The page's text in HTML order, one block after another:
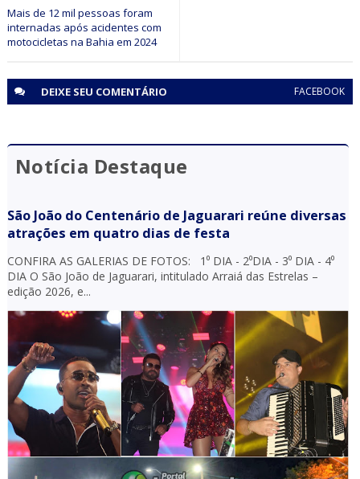
(BA) visando a proteção de aves ameaçadas de extinção
Mais de 12 mil pessoas foram
internadas após acidentes com
motocicletas na Bahia em 2024
DEIXE SEU COMENTÁRIO FACEBOOK
Notícia Destaque
São João do Centenário de Jaguarari reúne diversas
atrações em quatro dias de festa
CONFIRA AS GALERIAS DE FOTOS: 1⁰ DIA - 2⁰DIA - 3⁰ DIA - 4⁰
DIA O São João de Jaguarari, intitulado Arraiá das Estrelas –
edição 2026, e...